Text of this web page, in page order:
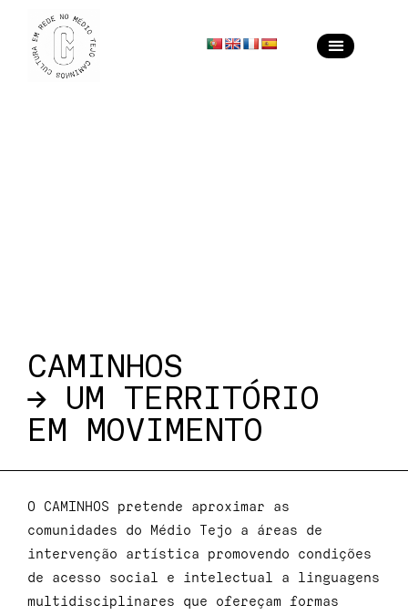
CAMINHOS
→ UM TERRITÓRIO
EM MOVIMENTO
O CAMINHOS pretende aproximar as
comunidades do Médio Tejo a áreas de
intervenção artística promovendo condições
de acesso social e intelectual a linguagens
multidisciplinares que ofereçam formas